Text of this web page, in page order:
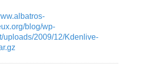
blog/wp-
uploads/2009/12/Kdenlive-